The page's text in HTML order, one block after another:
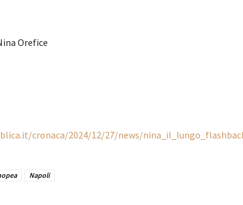
Orefice
cronaca/2024/12/27/news/
Napoli